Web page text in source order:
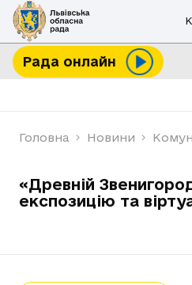
Рада онлайн
Головна Новини
«Древній
експозицію та